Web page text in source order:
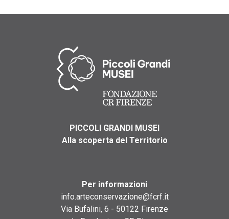
PICCOLI GRANDI MUSEI
Alla scoperta del Territorio
Per informazioni
info.arteconservazione@fcrf.it
Via Bufalini, 6 - 50122 Firenze